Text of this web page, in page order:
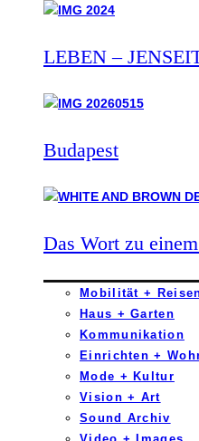
LEBEN –
Budapest
Das Wort zu
Mobilität +
Haus + Garten
Kommunikation
Einrichten +
Mode + Kultur
Vision + Art
Sound Archiv